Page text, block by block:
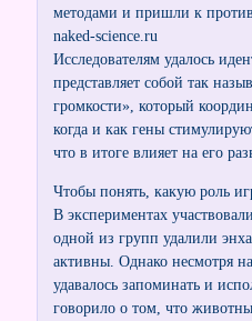
методами и пришли к
naked-science.ru
Исследователям удалось
представляет собой так
громкости», который
когда и как гены
что в итоге влияет на его
Чтобы понять, какую роль
В экспериментах
одной из групп удалили
активны. Однако несмотря
удавалось запоминать и
говорило о том, что